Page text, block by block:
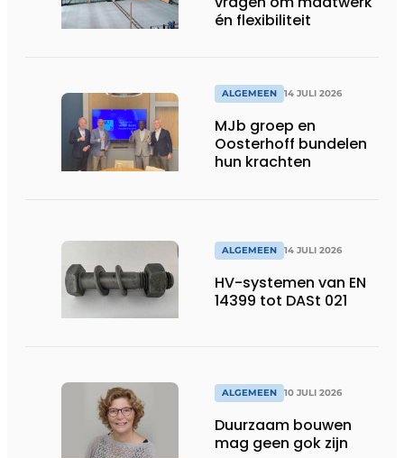
én flexibiliteit
ALGEMEEN 14 JULI 2026
MJb groep en
Oosterhoff bundelen
hun krachten
ALGEMEEN 14 JULI 2026
HV-systemen van EN
14399 tot DASt 021
ALGEMEEN 10 JULI 2026
Duurzaam bouwen
mag geen gok zijn